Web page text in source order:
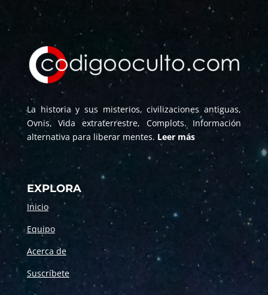
La historia y sus misterios, civilizaciones antiguas,
Ovnis, Vida extraterrestre, Complots. Información
alternativa para liberar mentes. Leer más
EXPLORA
Inicio
Equipo
Acerca de
Suscríbete